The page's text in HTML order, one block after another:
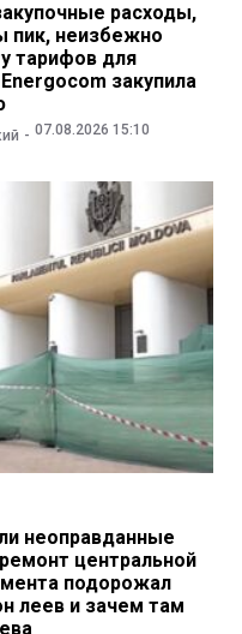
расходы,
пик, неизбежно
тарифов для
закупила
07.08.2026 15:10
неоправданные
центральной
подорожал
леев и зачем там